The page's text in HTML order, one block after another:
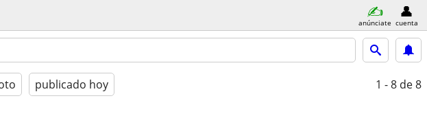
anúnciate cuenta
publicado hoy 1 - 8 de 8